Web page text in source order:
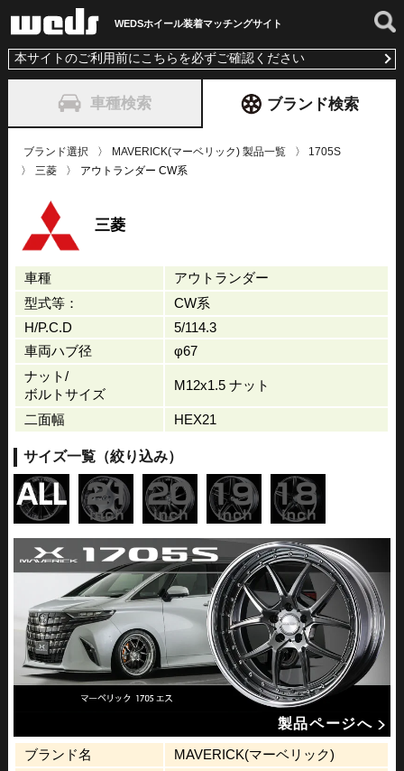
WEDSホイール装着マッチングサイト
本サイトのご利用前にこちらを必ずご確認ください
車種検索 ブランド検索
ブランド選択 MAVERICK(マーベリック) 製品一覧
1705S
三菱
アウトランダー CW系
三菱
車種
アウトランダー
型式等：
CW系
H/P.C.D
5/114.3
車両ハブ径
φ67
ナット/
ボルトサイズ
M12x1.5 ナット
二面幅 HEX21
サイズ一覧（絞り込み）
製品ページへ
ブランド名
MAVERICK(マーベリック)